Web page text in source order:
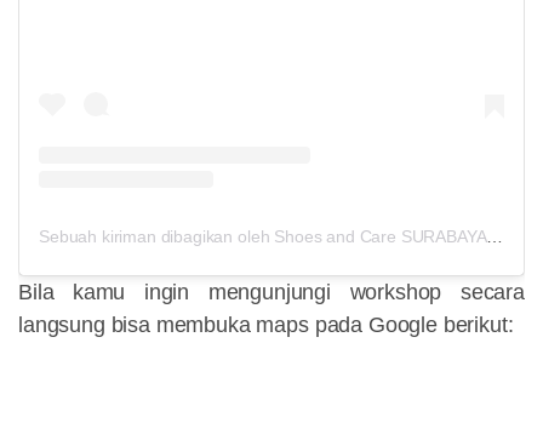
Sebuah kiriman dibagikan oleh Shoes and Care SURABAYA (@shoesandcaresby)
Bila kamu ingin mengunjungi workshop secara
langsung bisa membuka maps pada Google berikut: